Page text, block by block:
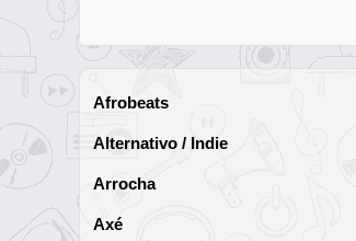
Afrobeats
Alternativo / Indie
Arrocha
Axé